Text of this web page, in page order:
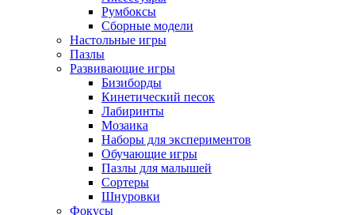
Румбоксы
Сборные модели
Настольные игры
Пазлы
Развивающие игры
Бизиборды
Кинетический песок
Лабиринты
Мозаика
Наборы для экспериментов
Обучающие игры
Пазлы для малышей
Сортеры
Шнуровки
Фокусы